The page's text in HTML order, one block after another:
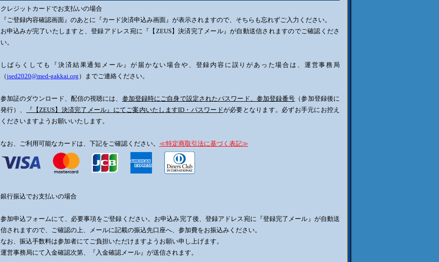
クレジットカードでお支払いの場合
『ご登録内容確認画面』のあとに『カード決済申込み画面』が表示されますので、そちらも忘れずご入力ください。
お申込みが完了いたしますと、登録アドレス宛に『【ZEUS】決済完了メール』が自動送信されますのでご確認くださ
い。
しばらくしても『決済結果通知メール』が届かない場合や、登録内容に誤りがあった場合は、運営事務局
（jsed2020@med-gakkai.org ）までご連絡ください。
参加証のダウンロード、配信の視聴には、 参加登録時にご自身で設定されたパスワード、参加登録番号 （参加登録後に
発行）、
『【ZEUS】決済完了メール』にてご案内いたしますID・パスワードが必要となります。必ずお手元にお控え
くださいますようお願いいたします。
なお、ご利用可能なカードは、下記をご確認ください。 ≪特定商取引法に基づく表記≫
銀行振込でお支払いの場合
参加申込フォームにて、必要事項をご登録ください。お申込み完了後、登録アドレス宛に『登録完了メール』が自動送
信されますので、ご確認の上、メールに記載の振込先口座へ、参加費をお振込みください。
なお、振込手数料は参加者にてご負担いただけますようお願い申し上げます。
運営事務局にて入金確認次第、『入金確認メール』が送信されます。